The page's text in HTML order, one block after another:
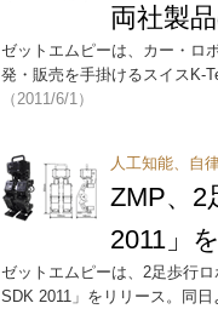
両社製
ゼットエムピーは、カー・ロ
発・販売を手掛けるスイスK-
（2011/6/1）
人工知能、自
ZMP、2
2011」
ゼットエムピーは、2足歩行
SDK 2011」をリリース。同日